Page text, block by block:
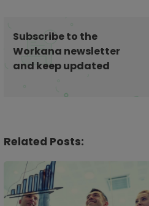
Subscribe to the
Workana newsletter
and keep updated
Related Posts: